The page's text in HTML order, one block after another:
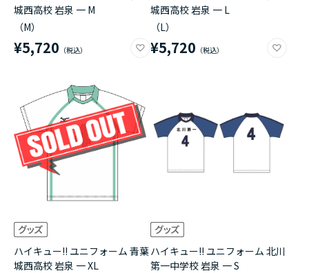
城西高校 岩泉 一 M
（M）
¥5,720
城西高校 岩泉 一 L
（L）
¥5,720
ハイキュー!! ユニフォーム 青葉
城西高校 岩泉 一 XL
ハイキュー!! ユニフォーム 北川
第一中学校 岩泉 一 S